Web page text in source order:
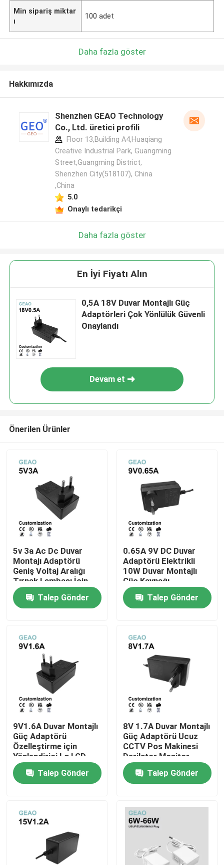
Ev
Ürünler
videolar
Hakkımızda
Fabrika turu
Kalite kontrol
Bize Ulaşın
Duvar Tipi Güç Adaptörleri
Masaüstü Güç Adaptörü
Min sipariş miktar
ı
100 adet
Daha fazla göster
Hakkımızda
Shenzhen GEAO Technology
Co., Ltd. üretici profili
Floor 13,Building A4,Huaqiang
Creative Industrial Park, Guangming
Street,Guangming District,
Shenzhen City(518107), China
,China
5.0
Onaylı tedarikçi
Daha fazla göster
En İyi Fiyatı Alın
0,5A 18V Duvar Montajlı Güç
Adaptörleri Çok Yönlülük Güvenli
Onaylandı
Devam et
Önerilen Ürünler
5v 3a Ac Dc Duvar
Montajı Adaptörü
Geniş Voltaj Aralığı
Tırnak Lambası İçin
Talep Gönder
0.65A 9V DC Duvar
Adaptörü Elektrikli
10W Duvar Montajlı
Güç Kaynağı
Talep Gönder
9V1.6A Duvar Montajlı
Güç Adaptörü
Özelleştirme için
Yönlendirici Lg LCD
Monitör Barkod
Yazıcısı Noel Ağacı
Talep Gönder
8V 1.7A Duvar Montajlı
Güç Adaptörü Ucuz
CCTV Pos Makinesi
Derilator Monitor
Scooter
Talep Gönder